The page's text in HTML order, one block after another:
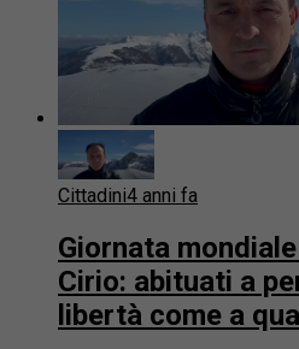
Cittadini4 anni fa
Giornata
Cirio: abituati a
libertà come a